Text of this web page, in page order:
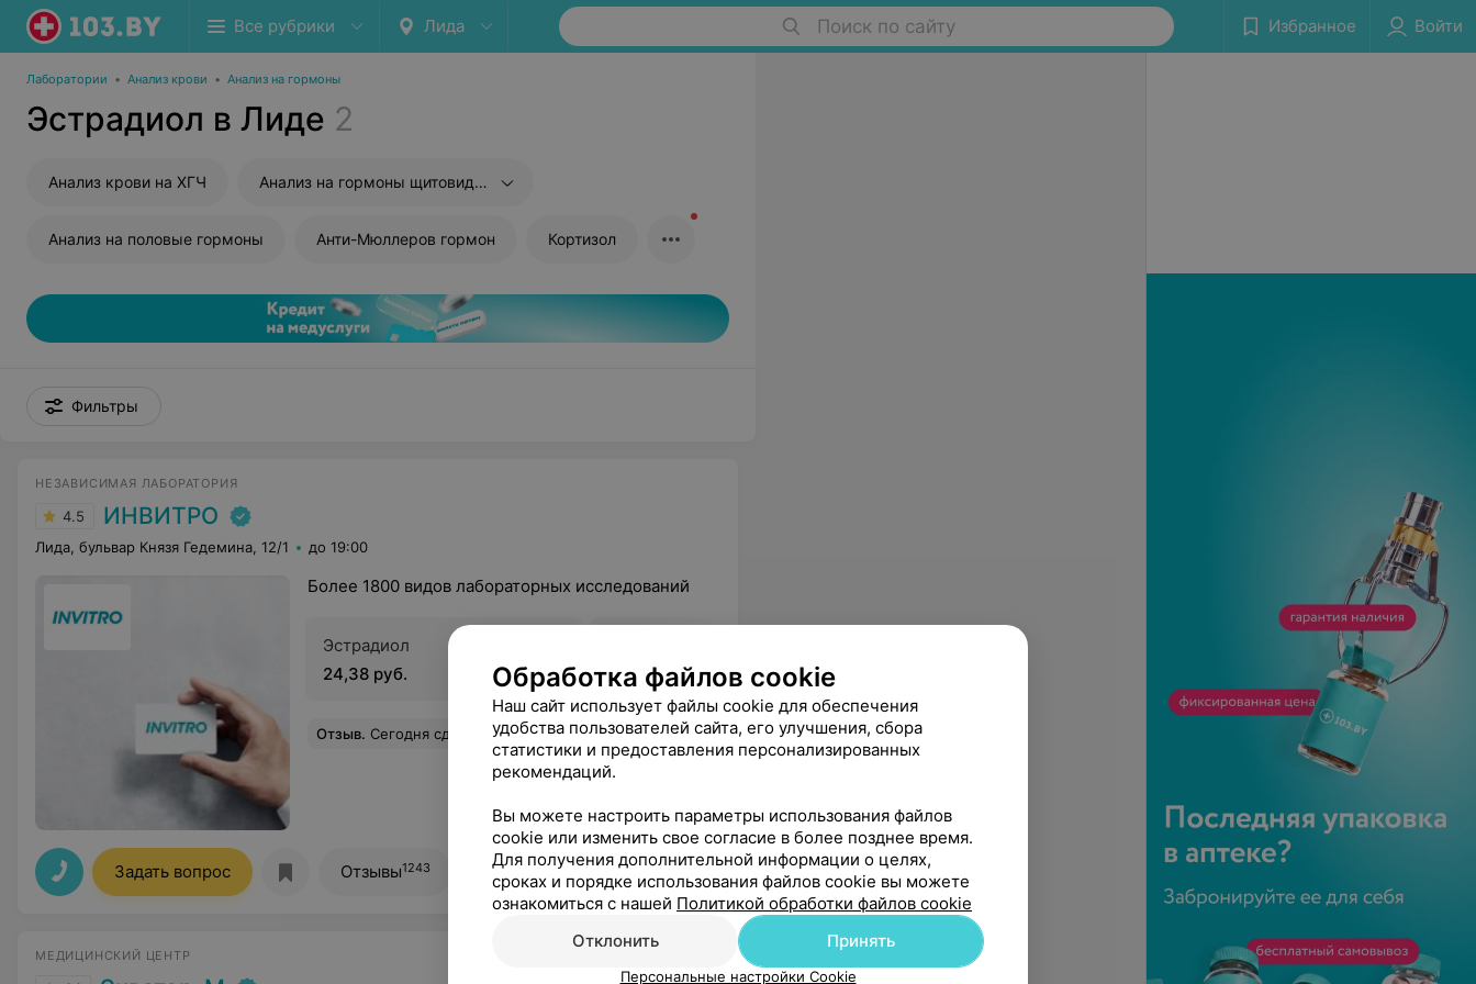
Все рубрики Лида Поиск по сайту Избранное Войти
Лаборатории • Анализ крови • Анализ на гормоны
Эстрадиол в Лиде 2
Анализ крови на ХГЧ Анализ на гормоны щитовидной железы
Анализ на половые гормоны Анти-Мюллеров гормон Кортизол
Фильтры
НЕЗАВИСИМАЯ ЛАБОРАТОРИЯ
4.5 ИНВИТРО
Лида, бульвар Князя Гедемина, 12/1 до 19:00
Более 1800 видов лабораторных исследований
Эстрадиол
24,38 руб.
Отзыв. Сегодня сдавала кровь, народу в отделении было очень много. Честно говоря, сначала расстроилась, думая, что проведу здесь полдня. Но, к моему удивлению, всё прошло на удивление быстро! Несмотря на ажиотаж, персонал работал быстро, без суеты. Процедурный кабинет — профессионально и почти безболезненно. Спасибо за то, что вы есть! Еще
Задать вопрос Отзывы1243 Все адреса
МЕДИЦИНСКИЙ ЦЕНТР
Обработка файлов cookie
Наш сайт использует файлы cookie для обеспечения
удобства пользователей сайта, его улучшения, сбора
статистики и предоставления персонализированных
рекомендаций.
Вы можете настроить параметры использования файлов
cookie или изменить свое согласие в более позднее время.
Для получения дополнительной информации о целях,
сроках и порядке использования файлов cookie вы можете
ознакомиться с нашей Политикой обработки файлов cookie
Отклонить
Принять
Персональные настройки Cookie